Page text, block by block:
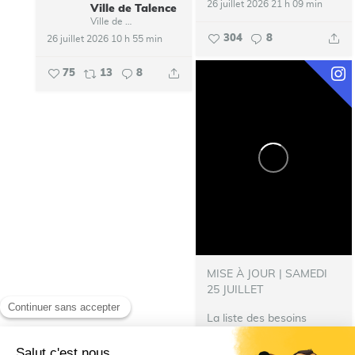
26 juillet 2026 21 h 09 min
304 8
Ville de Talence
26 juillet 2026 10 h 55 min
75 13 8
MISE À JOUR | SAMEDI
25 JUILLET
La liste des besoins
s’allonge !
besoin de nourriture pour